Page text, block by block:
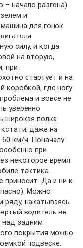
– начало разгона)
и
для гонок
силу, и когда
на вторую,
при
стартует и на
коробкой, где ногу
и вовсе не
уверенно
широкая полка
даже на
км/ч. Поначалу
при
некоторое время
тактика
приносит. Да и ни к
Можно
ряду, накатываясь
водитель не
над задним
покрытия можно
подвеске.